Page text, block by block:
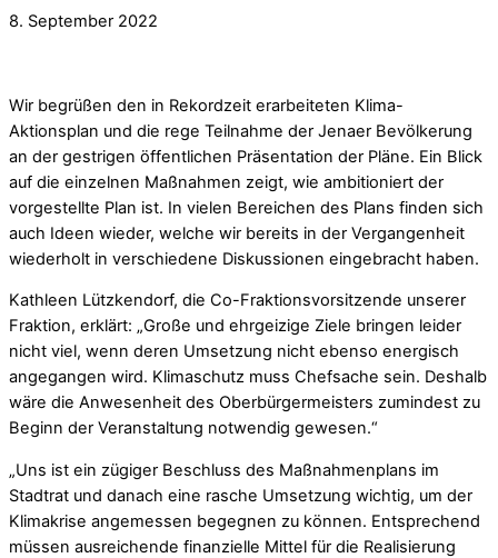
8. September 2022
Wir begrüßen den in Rekordzeit erarbeiteten Klima-
Aktionsplan und die rege Teilnahme der Jenaer Bevölkerung
an der gestrigen öffentlichen Präsentation der Pläne. Ein Blick
auf die einzelnen Maßnahmen zeigt, wie ambitioniert der
vorgestellte Plan ist. In vielen Bereichen des Plans finden sich
auch Ideen wieder, welche wir bereits in der Vergangenheit
wiederholt in verschiedene Diskussionen eingebracht haben.
Kathleen Lützkendorf, die Co-Fraktionsvorsitzende unserer
Fraktion, erklärt: „Große und ehrgeizige Ziele bringen leider
nicht viel, wenn deren Umsetzung nicht ebenso energisch
angegangen wird. Klimaschutz muss Chefsache sein. Deshalb
wäre die Anwesenheit des Oberbürgermeisters zumindest zu
Beginn der Veranstaltung notwendig gewesen.“
„Uns ist ein zügiger Beschluss des Maßnahmenplans im
Stadtrat und danach eine rasche Umsetzung wichtig, um der
Klimakrise angemessen begegnen zu können. Entsprechend
müssen ausreichende finanzielle Mittel für die Realisierung